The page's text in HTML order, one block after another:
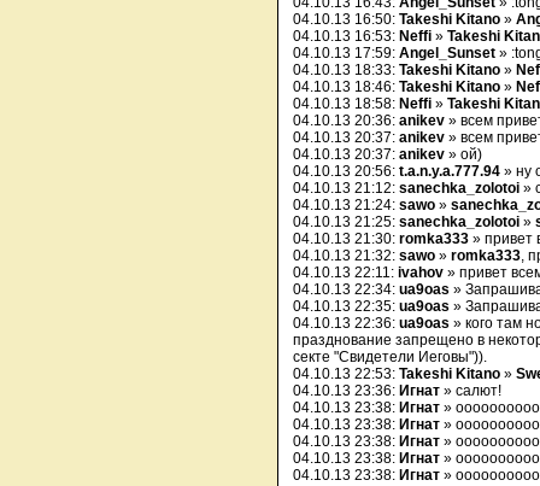
04.10.13 16:50: Takeshi Kitano »
04.10.13 16:53: Neffi » Takeshi
04.10.13 17:59: Angel_Sunset »
04.10.13 18:33: Takeshi Kitano »
04.10.13 18:46: Takeshi Kitano »
04.10.13 18:58: Neffi » Takeshi
04.10.13 20:36: anikev » всем
04.10.13 20:37: anikev » всем
04.10.13 20:37: anikev » ой)
04.10.13 20:56: t.a.n.y.a.777.94 » ну
04.10.13 21:12: sanechka_zolotoi »
04.10.13 21:24: sawo »
04.10.13 21:25: sanechka_zolotoi »
04.10.13 21:30: romka333 » привет
04.10.13 21:32: sawo » romka333,
04.10.13 22:11: ivahov » привет
04.10.13 22:34: ua9oas »
04.10.13 22:35: ua9oas »
04.10.13 22:36: ua9oas » кого там
празднование запрещено в
секте "Свидетели Иеговы")).
04.10.13 22:53: Takeshi Kitano »
04.10.13 23:36: Игнат » салют!
04.10.13 23:38: Игнат »
04.10.13 23:38: Игнат »
04.10.13 23:38: Игнат »
04.10.13 23:38: Игнат »
04.10.13 23:38: Игнат »